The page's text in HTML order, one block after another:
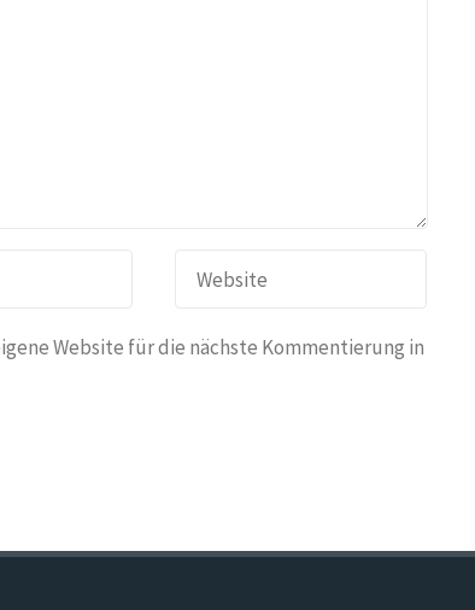
Website für die nächste Kommentierung in